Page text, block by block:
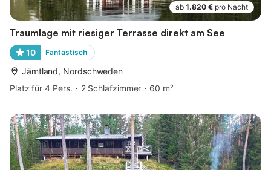
ab 1.820 € pro Nacht
Traumlage mit riesiger Terrasse direkt am See
10 Fantastisch
Jämtland, Nordschweden
Platz für 4 Pers.
2 Schlafzimmer 60 m²